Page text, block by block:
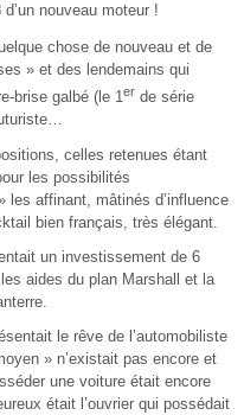
nouveau moteur !
chose de nouveau et de
» et des lendemains qui
brise galbé (le 1er de série
celles retenues étant
les possibilités
les affinant, mâtinés d’influence
bien français, très élégant.
un investissement de 6
aides du plan Marshall et la
le rêve de l’automobiliste
» n’existait pas encore et
une voiture était encore
était l’ouvrier qui possédait